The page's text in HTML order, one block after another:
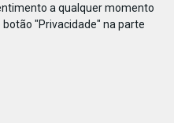
a qualquer momento
"Privacidade" na parte